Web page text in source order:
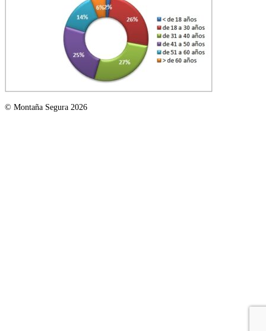
© Montaña Segura 2026